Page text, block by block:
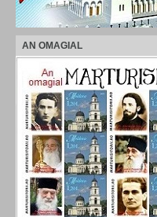
AN OMAGIAL